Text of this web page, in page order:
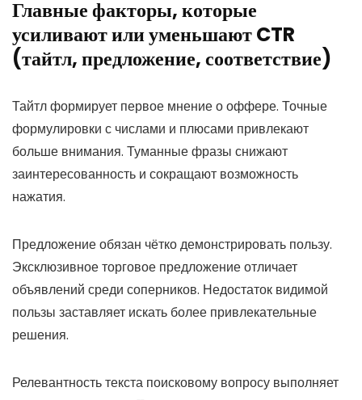
Главные факторы, которые
усиливают или уменьшают CTR
(тайтл, предложение, соответствие)
Тайтл формирует первое мнение о оффере. Точные
формулировки с числами и плюсами привлекают
больше внимания. Туманные фразы снижают
заинтересованность и сокращают возможность
нажатия.
Предложение обязан чётко демонстрировать пользу.
Эксклюзивное торговое предложение отличает
объявлений среди соперников. Недостаток видимой
пользы заставляет искать более привлекательные
решения.
Релевантность текста поисковому вопросу выполняет